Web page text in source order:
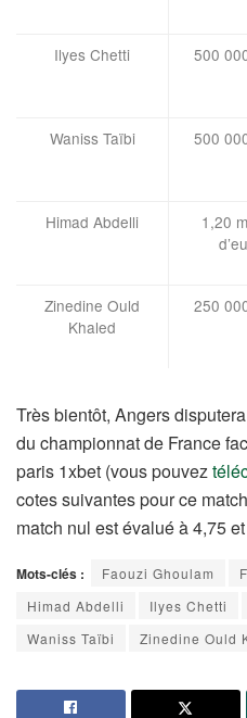
Ilyes Chetti
500
Waniss Taïbi
500
Himad Abdelli
1,20
Zinedine Ould
Khaled
250
Très bientôt, Angers
du championnat de France
paris 1xbet (vous pouvez
cotes suivantes pour ce
match nul est évalué à 4,75
Mots-clés : Faouzi Ghoulam
Himad Abdelli
Ilyes Chetti
Waniss Taïbi
Zinedine Ould